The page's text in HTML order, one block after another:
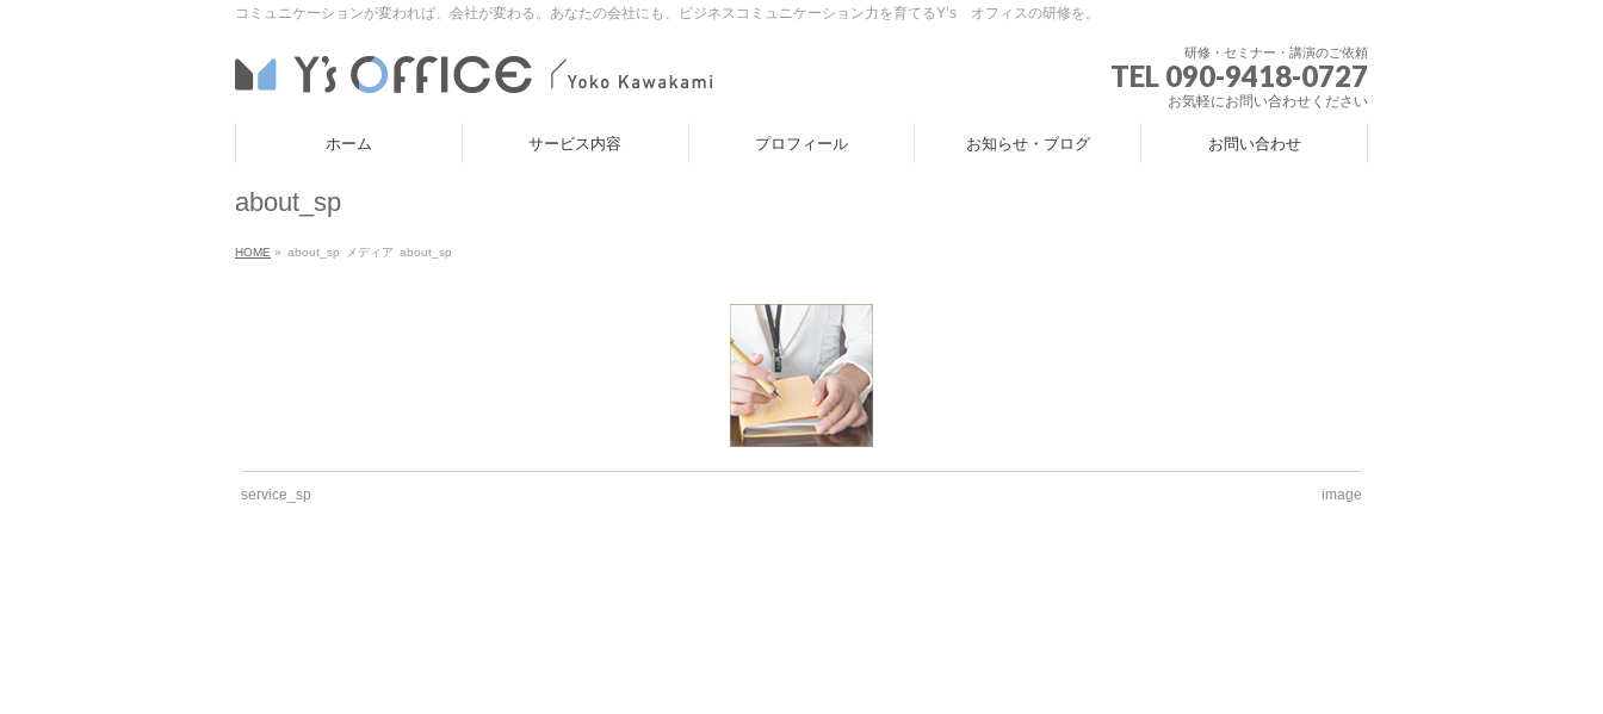
コミュニケーションが変われば、会社が変わる。あなたの会社にも、ビジネスコミュニケーション力を育てるY’s オフィスの研修を。
研修・セミナー・講演のご依頼
TEL 090-9418-0727
お気軽にお問い合わせください
ホーム サービス内容 プロフィール お知らせ・ブログ お問い合わせ
about_sp
HOME » about_sp メディア about_sp
service_sp image